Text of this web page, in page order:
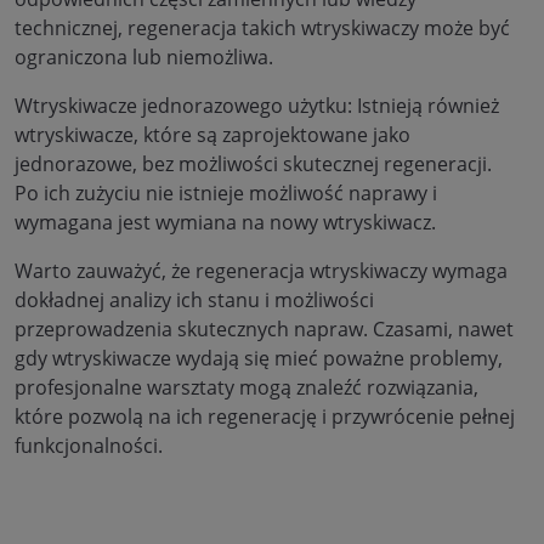
technicznej, regeneracja takich wtryskiwaczy może być
ograniczona lub niemożliwa.
Wtryskiwacze jednorazowego użytku: Istnieją również
wtryskiwacze, które są zaprojektowane jako
jednorazowe, bez możliwości skutecznej regeneracji.
Po ich zużyciu nie istnieje możliwość naprawy i
wymagana jest wymiana na nowy wtryskiwacz.
Warto zauważyć, że regeneracja wtryskiwaczy wymaga
dokładnej analizy ich stanu i możliwości
przeprowadzenia skutecznych napraw. Czasami, nawet
gdy wtryskiwacze wydają się mieć poważne problemy,
profesjonalne warsztaty mogą znaleźć rozwiązania,
które pozwolą na ich regenerację i przywrócenie pełnej
funkcjonalności.